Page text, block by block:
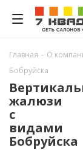
Главная - О
Бобруйска
жалюзи
с
видами
Бобруйска